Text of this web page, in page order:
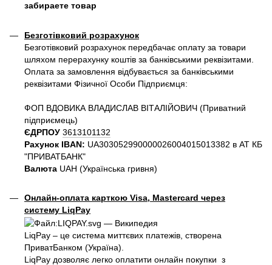
забираете товар
Безготівковий розрахунок
Безготівковий розрахунок передбачає оплату за товари
шляхом перерахунку коштів за банківськими реквізитами.
Оплата за замовлення відбувається за банківськими
реквізитами Фізичної Особи Підприємця:
ФОП ВДОВИКА ВЛАДИСЛАВ ВІТАЛІЙОВИЧ (Приватний
пiдприємець)
ЄДРПОУ 3613101132
Рахунок IBAN: UA303052990000026004015013382 в АТ КБ
"ПРИВАТБАНК"
Валюта UAH (Українська гривня)
Онлайн-оплата карткою Visa, Mastercard через
систему LiqPay
LiqPay – це система миттєвих платежів, створена
ПриватБанком (Україна).
LiqPay дозволяє легко оплатити онлайн покупки з